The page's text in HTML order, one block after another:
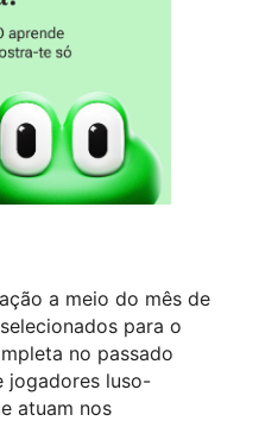
a meio do mês de
para o
no passado
jogadores luso-
atuam nos